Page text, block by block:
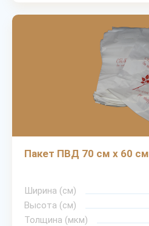
Пакет ПВД 70 см х 60
Ширина (см)
Высота (см)
Толщина (мкм)